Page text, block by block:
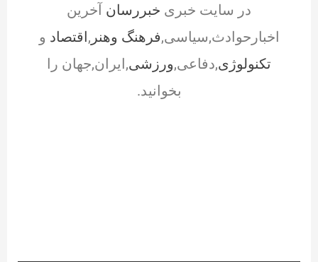
در سایت خبری خبررسان آخرین
اخبارحوادث,سیاسی,فرهنگ وهنر ,اقتصاد و
تکنولوژی,دفاعی,ورزشی,ایران,جهان را
بخوانید.